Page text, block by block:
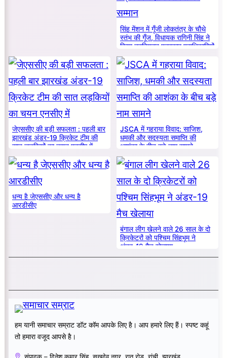
सिंह मेंशन में गूँजी लोकतंत्र के चौथे
स्तंभ की गूँज, विधायक रागिनी सिंह ने
किया नवनियुक्त पत्रकार पदाधिकारियों
का सम्मान
जेएससीए की बड़ी सफलता : पहली बार
झारखंड अंडर-19 क्रिकेट टीम की
सात लड़कियों का चयन एनसीए में
JSCA में गहराया विवाद: साजिश,
धमकी और सदस्यता समाप्ति की
आशंका के बीच बड़े नाम सामने
धन्य है जेएससीए और धन्य है
आरडीसीए
बंगाल लीग खेलने वाले 26 साल के दो
क्रिकेटरों को पश्चिम सिंहभूम ने
अंडर-19 मैच खेलाया
हम यानी समाचार सम्राट डॉट कॉम आपके लिए है। आप हमारे लिए हैं। स्पष्ट कहूं
तो हमारा वजूद आपसे है।